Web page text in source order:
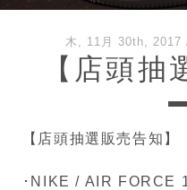
木, 11月 30th, 2017
【店頭抽
【店頭抽選販売告知】
･NIKE / AIR FORCE